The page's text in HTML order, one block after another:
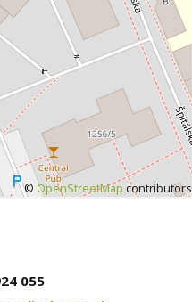
© OpenStreetMap contributors
055